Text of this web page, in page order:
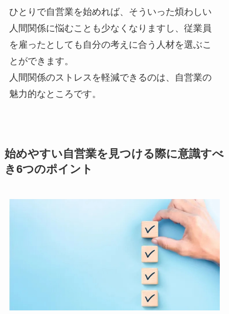
ひとりで自営業を始めれば、そういった煩わしい
人間関係に悩むことも少なくなりますし、従業員
を雇ったとしても自分の考えに合う人材を選ぶこ
とができます。
人間関係のストレスを軽減できるのは、自営業の
魅力的なところです。
始めやすい自営業を見つける際に意識すべ
き6つのポイント